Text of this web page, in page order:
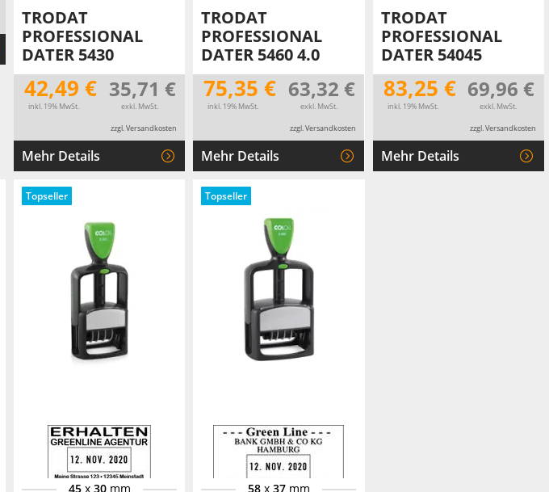
TRODAT
PROFESSIONAL
DATER 5430
42,49 €
inkl. 19% MwSt.
35,71 €
exkl. MwSt.
zzgl. Versandkosten
Mehr Details
TRODAT
PROFESSIONAL
DATER 5460 4.0
75,35 €
inkl. 19% MwSt.
63,32 €
exkl. MwSt.
zzgl. Versandkosten
Mehr Details
TRODAT
PROFESSIONAL
DATER 54045
83,25 €
inkl. 19% MwSt.
69,96 €
exkl. MwSt.
zzgl. Versandkosten
Mehr Details
Topseller
45x 30mm
Topseller
58x 37mm